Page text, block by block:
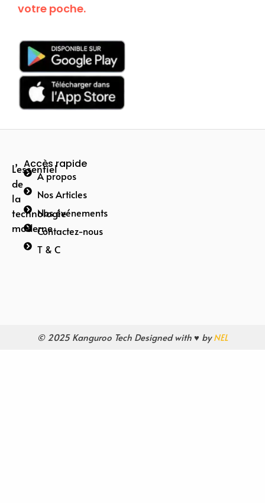
votre poche.
Téléchargez
L’essentiel
de
la
technologie
moderne
Accès rapide
A propos
Nos Articles
Nos événements
Contactez-nous
T & C
© 2025 Kanguroo Tech Designed with ♥ byNEL